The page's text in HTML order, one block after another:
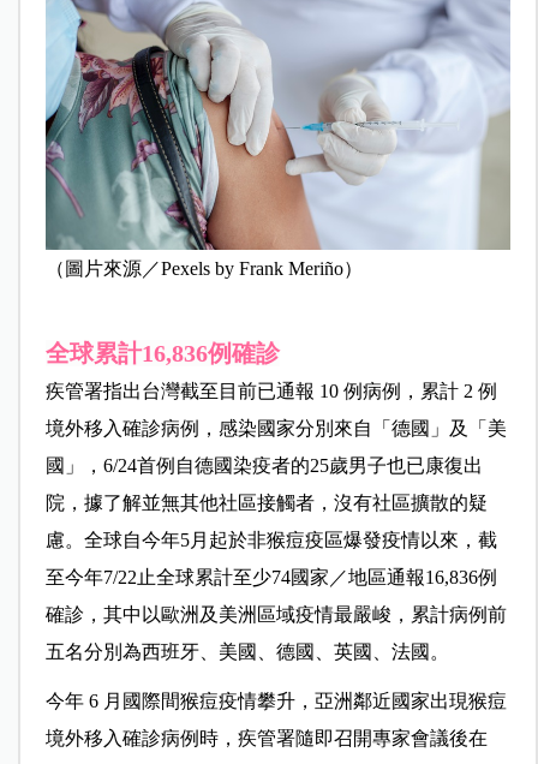
（圖片來源／Pexels by Frank Meriño）
全球累計16,836例確診
疾管署指出台灣截至目前已通報 10 例病例，累計 2 例
境外移入確診病例，感染國家分別來自「德國」及「美
國」，6/24首例自德國染疫者的25歲男子也已康復出
院，據了解並無其他社區接觸者，沒有社區擴散的疑
慮。全球自今年5月起於非猴痘疫區爆發疫情以來，截
至今年7/22止全球累計至少74國家／地區通報16,836例
確診，其中以歐洲及美洲區域疫情最嚴峻，累計病例前
五名分別為西班牙、美國、德國、英國、法國。
今年 6 月國際間猴痘疫情攀升，亞洲鄰近國家出現猴痘
境外移入確診病例時，疾管署隨即召開專家會議後在